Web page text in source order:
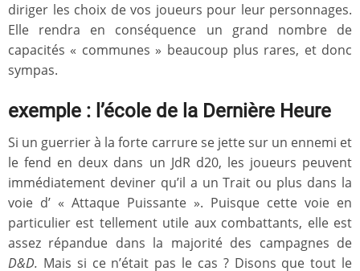
diriger les choix de vos joueurs pour leur personnages.
Elle rendra en conséquence un grand nombre de
capacités « communes » beaucoup plus rares, et donc
sympas.
exemple : l’école de la Dernière Heure
Si un guerrier à la forte carrure se jette sur un ennemi et
le fend en deux dans un JdR d20, les joueurs peuvent
immédiatement deviner qu’il a un Trait ou plus dans la
voie d’ « Attaque Puissante ». Puisque cette voie en
particulier est tellement utile aux combattants, elle est
assez répandue dans la majorité des campagnes de
D&D. Mais si ce n’était pas le cas ? Disons que tout le